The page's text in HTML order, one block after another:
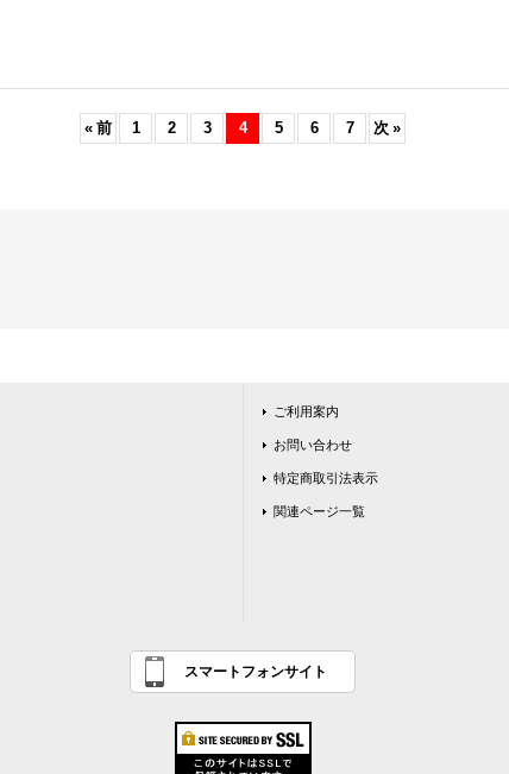
« 前 1 2 3 4 5 6 7 次 »
ご利用案内
お問い合わせ
特定商取引法表示
関連ページ一覧
スマートフォンサイト